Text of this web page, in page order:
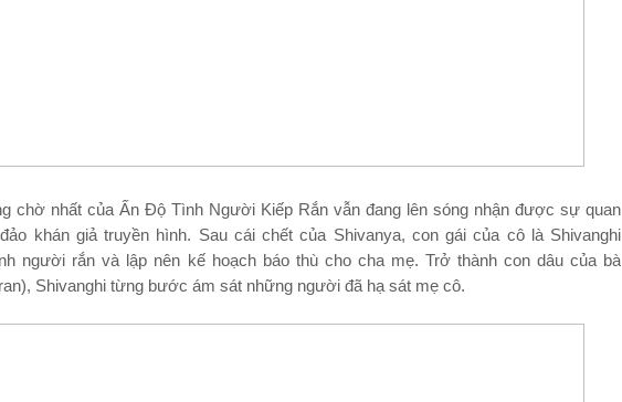
chờ nhất của Ấn Độ Tình Người Kiếp Rắn vẫn đang lên sóng nhận được sự quan
khán giả truyền hình. Sau cái chết của Shivanya, con gái của cô là Shivanghi
người rắn và lập nên kế hoạch báo thù cho cha mẹ. Trở thành con dâu của bà
Shivanghi từng bước ám sát những người đã hạ sát mẹ cô.